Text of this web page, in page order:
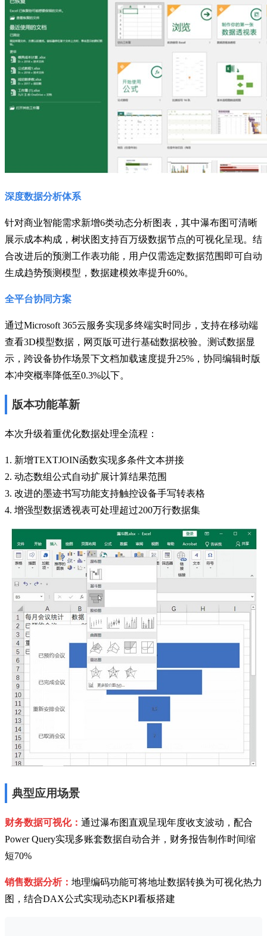
深度数据分析体系
针对商业智能需求新增6类动态分析图表，其中瀑布图可清晰
展示成本构成，树状图支持百万级数据节点的可视化呈现。结
合改进后的预测工作表功能，用户仅需选定数据范围即可自动
生成趋势预测模型，数据建模效率提升60%。
全平台协同方案
通过Microsoft 365云服务实现多终端实时同步，支持在移动端
查看3D模型数据，网页版可进行基础数据校验。测试数据显
示，跨设备协作场景下文档加载速度提升25%，协同编辑时版
本冲突概率降低至0.3%以下。
版本功能革新
本次升级着重优化数据处理全流程：
1. 新增TEXTJOIN函数实现多条件文本拼接
2. 动态数组公式自动扩展计算结果范围
3. 改进的墨迹书写功能支持触控设备手写转表格
4. 增强型数据透视表可处理超过200万行数据集
典型应用场景
财务数据可视化： 通过瀑布图直观呈现年度收支波动，配合
Power Query实现多账套数据自动合并，财务报告制作时间缩
短70%
销售数据分析： 地理编码功能可将地址数据转换为可视化热力
图，结合DAX公式实现动态KPI看板搭建